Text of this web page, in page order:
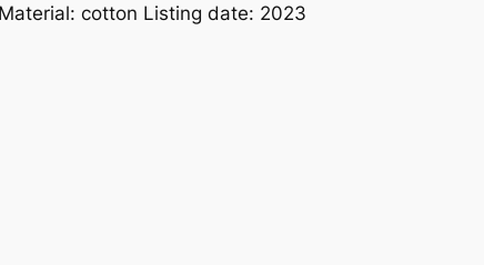
cotton Listing date: 2023